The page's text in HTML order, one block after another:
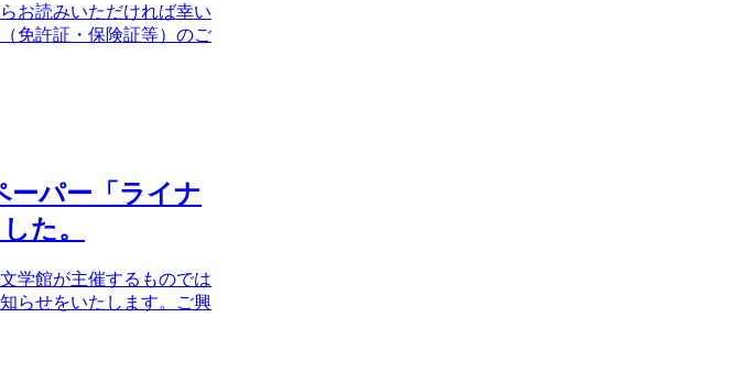
お読みいただければ幸い
免許証・保険証等）のご
ーパー「ライナ
た。
学館が主催するものでは
らせをいたします。ご興